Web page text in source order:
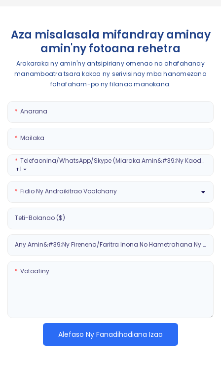
Aza misalasala mifandray aminay
amin'ny fotoana rehetra
Arakaraka ny amin'ny antsipiriany omenao no ahafahanay
manamboatra tsara kokoa ny serivisinay mba hanomezana
fahafaham-po ny filanao manokana.
Anarana
Mailaka
+1
Telefaonina/WhatsApp/Skype (Miaraka Amin&#39;ny Kaody Faritra)
Fidio Ny Andraikitrao Voalohany
Teti-Bolanao ($)
Any Amin&#39;ny Firenena/faritra Inona No Hametrahana Ny Fitaovana?
Votoatiny
Alefaso Ny Fanadihadiana Izao